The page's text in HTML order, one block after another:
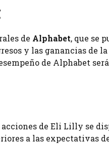
de Alphabet, que se
y las ganancias de la
de Alphabet
acciones de Eli Lilly se
a las expectativas